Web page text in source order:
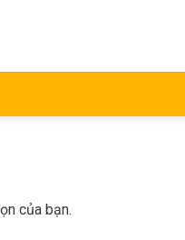
của bạn.